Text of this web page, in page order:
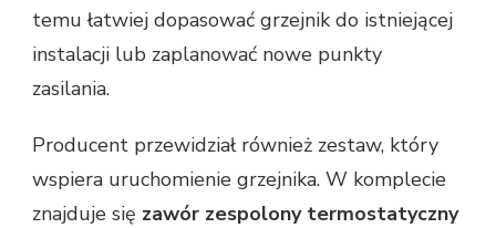
temu łatwiej dopasować grzejnik do istniejącej
instalacji lub zaplanować nowe punkty
zasilania.
Producent przewidział również zestaw, który
wspiera uruchomienie grzejnika. W komplecie
znajduje się zawór zespolony termostatyczny